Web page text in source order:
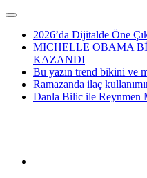
2026’da Dijitalde Öne
MICHELLE OBAMA
KAZANDI
Bu yazın trend bikini ve
Ramazanda ilaç
Danla Bilic ile Reynmen